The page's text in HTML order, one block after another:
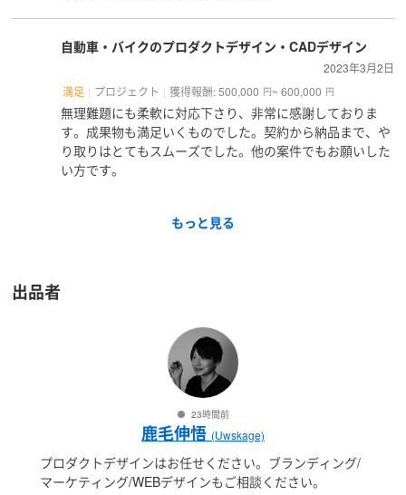
自動車・バイクのプロダクトデザイン・CADデザイン
2023年3月2日
満足
プロジェクト 獲得報酬: 500,000 円~ 600,000 円
無理難題にも柔軟に対応下さり、非常に感謝しておりま
す。成果物も満足いくものでした。契約から納品まで、や
り取りはとてもスムーズでした。他の案件でもお願いした
い方です。
もっと見る
出品者
23時間前
鹿毛伸悟 (Uwskage)
プロダクトデザインはお任せください。ブランディング/
マーケティング/WEBデザインもご相談ください。